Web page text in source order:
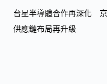
台星半導體合作再深化
供應鏈布局再升級